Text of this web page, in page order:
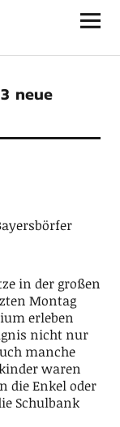
neue
in der großen
Montag
erleben
nicht nur
manche
waren
die Enkel oder
Schulbank